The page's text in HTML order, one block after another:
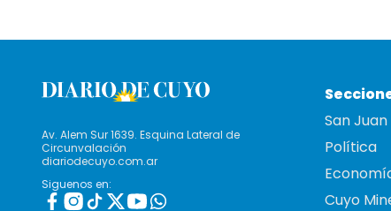
Av. Alem Sur 1639. Esquina Lateral de
Circunvalación
diariodecuyo.com.ar
Siguenos en:
San Juan
Política
Cuyo